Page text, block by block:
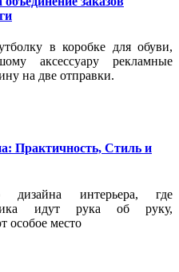
в коробке для обуви,
аксессуару рекламные
на две отправки.
Практичность, Стиль и
интерьера, где
идут рука об руку,
особое место